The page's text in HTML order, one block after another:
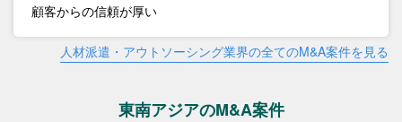
顧客からの信頼が厚い
人材派遣・アウトソーシング業界の全てのM&A案件を見る
東南アジアのM&A案件